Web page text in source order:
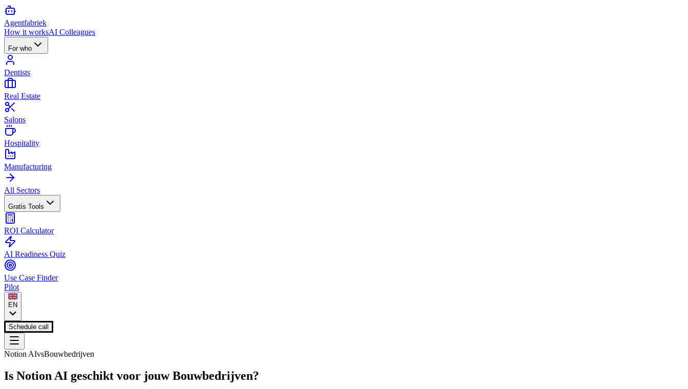
Agentfabriek
How it worksAI Colleagues
For who
Dentists
Real Estate
Salons
Hospitality
Manufacturing
All Sectors
Gratis Tools
ROI Calculator
AI Readiness Quiz
Use Case Finder
Pilot
EN
Schedule call
Notion AIvsBouwbedrijven
Is Notion AI geschikt voor jouwBouwbedrijven?